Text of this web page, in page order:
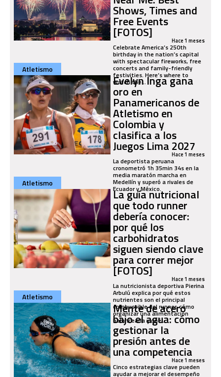
Shows, Times and
Free Events
[FOTOS] Hace 1 meses
Celebrate America’s 250th
birthday in the nation’s capital
with spectacular fireworks, free
concerts and family-friendly
festivities. Here’s where to
watch the...
Atletismo
Evelyn Inga gana
oro en
Panamericanos de
Atletismo en
Colombia y
clasifica a los
Juegos Lima 2027
Hace 1 meses
La deportista peruana
cronometró 1h 35min 34s en la
media maratón marcha en
Medellín y superó a rivales de
Ecuador y México.
Atletismo
La guía nutricional
que todo runner
debería conocer:
por qué los
carbohidratos
siguen siendo clave
para correr mejor
[FOTOS] Hace 1 meses
La nutricionista deportiva Pierina
Arbulú explica por qué estos
nutrientes son el principal
combustible del runner, cómo
organizar una alimentación
balanceada y qué...
Atletismo
Mente de acero
bajo el agua: cómo
gestionar la
presión antes de
una competencia
Hace 1 meses
Cinco estrategias clave pueden
ayudar a mejorar el desempeño